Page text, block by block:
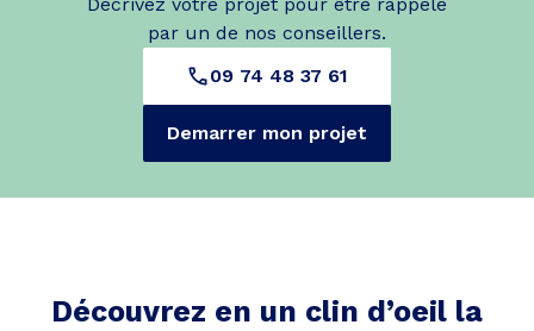
par un de nos conseillers.
09 74 48 37 61
Demarrer mon projet
Découvrez en un clin d’oeil la